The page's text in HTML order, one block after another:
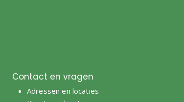
Contact en vragen
Adressen en locaties